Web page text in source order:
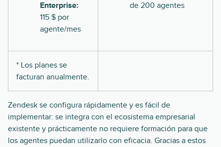
Enterprise:
115 $ por
agente/mes
de 200 agentes
* Los planes se
facturan anualmente.
Zendesk se configura rápidamente y es fácil de
implementar: se integra con el ecosistema empresarial
existente y prácticamente no requiere formación para que
los agentes puedan utilizarlo con eficacia. Gracias a estos